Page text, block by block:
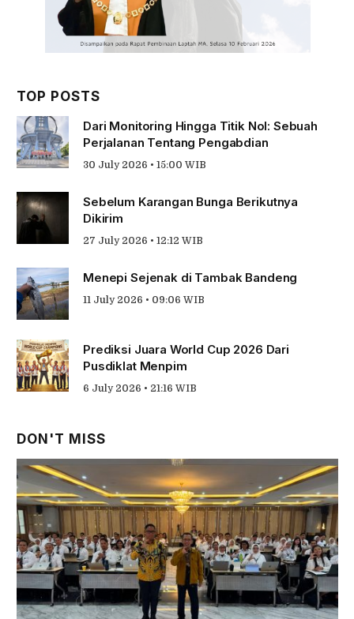
TOP POSTS
Dari Monitoring Hingga Titik Nol: Sebuah
Perjalanan Tentang Pengabdian
30 July 2026 • 15:00 WIB
Sebelum Karangan Bunga Berikutnya
Dikirim
27 July 2026 • 12:12 WIB
Menepi Sejenak di Tambak Bandeng
11 July 2026 • 09:06 WIB
Prediksi Juara World Cup 2026 Dari
Pusdiklat Menpim
6 July 2026 • 21:16 WIB
DON'T MISS